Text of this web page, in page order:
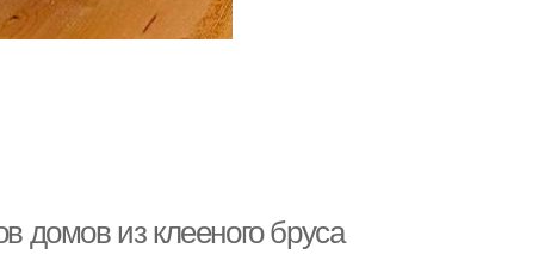
домов из клееного бруса